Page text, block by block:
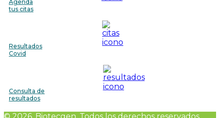
Agenda
tus citas
Resultados
Covid
Consulta de
resultados